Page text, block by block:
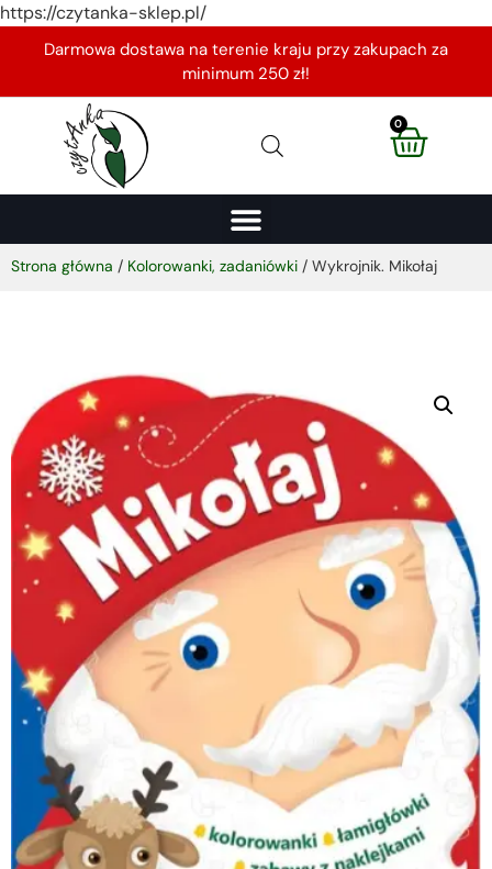
https://czytanka-sklep.pl/
Darmowa dostawa na terenie kraju przy zakupach za
minimum 250 zł!
0
Strona główna / Kolorowanki, zadaniówki / Wykrojnik. Mikołaj